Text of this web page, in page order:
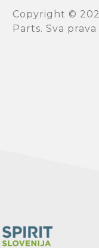
Copyright ©
Parts. Sva